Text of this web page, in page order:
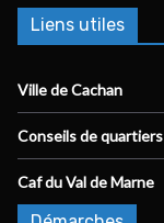
Liens utiles
Ville de Cachan
Conseils de quartiers
Caf du Val de Marne